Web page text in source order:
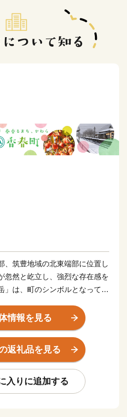
、筑豊地域の北東端部に位置し
忽然と屹立し、強烈な存在感を
」は、町のシンボルとなってお
立や皇朝十二銭等に使用された
たちは、このように大陸文化を
長い歴史のある町に暮らしてい
誇りと愛着を抱き、誰もが安
情報を見る
返礼品を見る
入りに追加する